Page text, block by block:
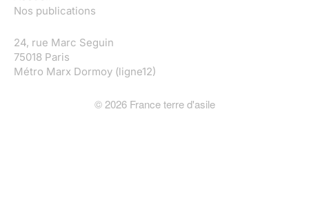
Nos publications
24, rue Marc Seguin
75018 Paris
Métro Marx Dormoy (ligne12)
© 2026France terre d'asile